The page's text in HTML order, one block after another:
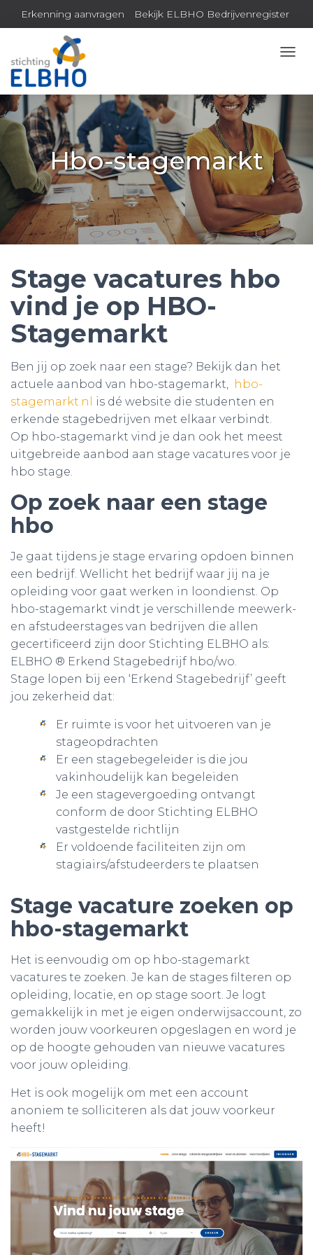
Erkenning aanvragen Bekijk ELBHO Bedrijvenregister
I
E
W
I
E
Hbo-stagemarkt
Stage vacatures hbo
vind je op HBO-
Stagemarkt
Ben jij op zoek naar een stage? Bekijk dan het
actuele aanbod van hbo-stagemarkt, hbo-
stagemarkt.nl
is dé website die studenten en
erkende stagebedrijven met elkaar verbindt.
Op hbo-stagemarkt vind je dan ook het meest
uitgebreide aanbod aan stage vacatures voor je
hbo stage.
Op zoek naar een stage
hbo
Je gaat tijdens je stage ervaring opdoen binnen
een bedrijf. Wellicht het bedrijf waar jij na je
opleiding voor gaat werken in loondienst. Op
hbo-stagemarkt vindt je verschillende meewerk-
en afstudeerstages van bedrijven die allen
gecertificeerd zijn door Stichting ELBHO als:
ELBHO ® Erkend Stagebedrijf hbo/wo.
Stage lopen bij een ‘Erkend Stagebedrijf’ geeft
jou zekerheid dat:
Er ruimte is voor het uitvoeren van je
stageopdrachten
Er een stagebegeleider is die jou
vakinhoudelijk kan begeleiden
Je een stagevergoeding ontvangt
conform de door Stichting ELBHO
vastgestelde richtlijn
Er voldoende faciliteiten zijn om
stagiairs/afstudeerders te plaatsen
Stage vacature zoeken op
hbo-stagemarkt
Het is eenvoudig om op hbo-stagemarkt
vacatures te zoeken. Je kan de stages filteren op
opleiding, locatie, en op stage soort. Je logt
gemakkelijk in met je eigen onderwijsaccount, zo
worden jouw voorkeuren opgeslagen en word je
op de hoogte gehouden van nieuwe vacatures
voor jouw opleiding.
Het is ook mogelijk om met een account
anoniem te solliciteren als dat jouw voorkeur
heeft!